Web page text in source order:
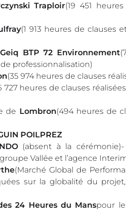
Traploir(19 451
(1 913 heures de clauses
Geiq BTP 72 Environnement
professionnalisation)
(35 974 heures de clauses
727 heures de clauses
de Lombron(494 heures de
POILPREZ
(absent à la
Vallée et l’agence
(Marché Global de
sur la globalité du
24 Heures du Manspour